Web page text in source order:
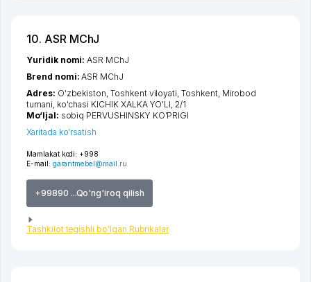
10. ASR MChJ
Mamlakat kodi: +998
E-mail: garantmebel@mail.ru
+99890 ...Qo'ng'iroq qilish
Tashkilot tegishli bo'lgan Rubrikalar
Yuridik nomi:ASR MChJ
Brend nomi:ASR MChJ
Adres: O'zbekiston,Toshkent viloyati ,Toshkent, Mirobod
tumani ko'chasi KICHIK XALKA YO'LI , 2/1
Mo‘ljal: sobiq PERVUSHINSKY KO'PRIGI
Xaritada ko'rsatish